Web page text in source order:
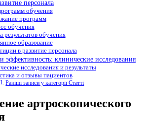
персонала
обучения
программ
обучения
результатов обучения
образование
в развитие персонала
эффективность: клинические исследования
исследования и результаты
и отзывы пациентов
Раніші записи у категорії Статті
артроскопического